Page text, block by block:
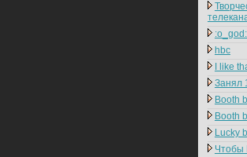
hbc
I like
Занял
Booth
Booth
Lucky
Чтобы